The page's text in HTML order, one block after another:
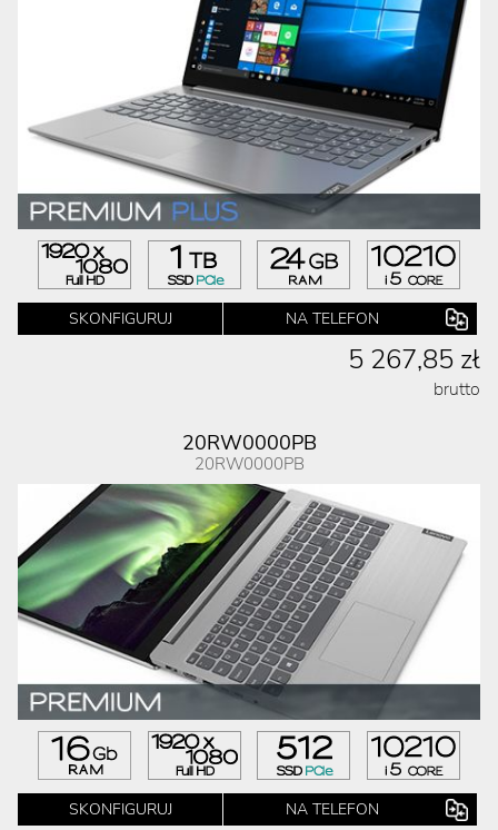
SKONFIGURUJ NA TELEFON
5 267,85 zł
brutto
20RW0000PB
20RW0000PB
SKONFIGURUJ NA TELEFON